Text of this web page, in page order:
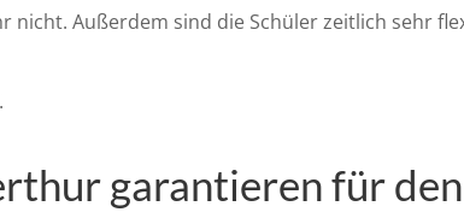
nicht. Außerdem sind die Schüler zeitlich sehr
garantieren für